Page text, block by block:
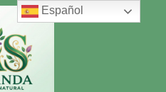
Español